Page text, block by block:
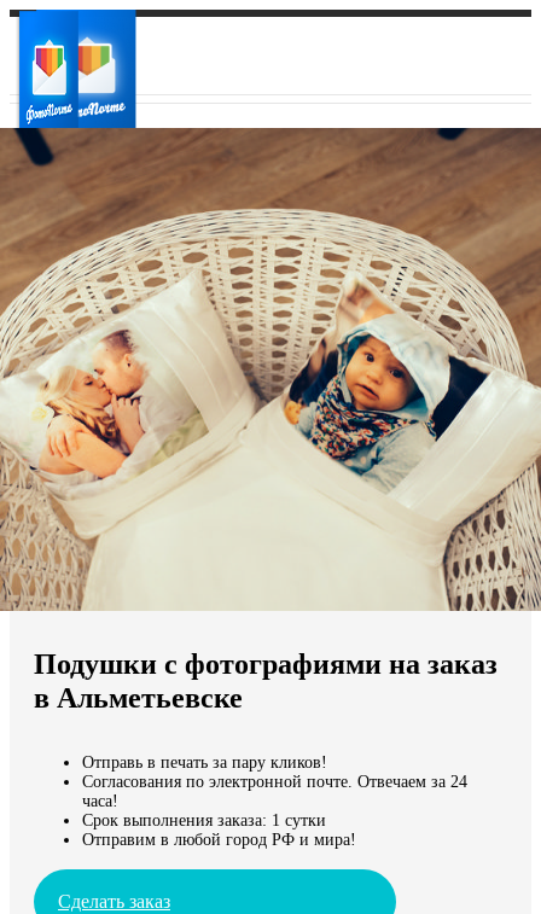
Ваш город:
Ваш регион доставки
Выберите из списка:
Мы доставляем по всему миру
Продолжить без города
Подушки с фотографиями на заказ
в Альметьевске
Отправь в печать за пару кликов!
Согласования по электронной почте. Отвечаем за 24
часа!
Срок выполнения заказа: 1 сутки
Отправим в любой город РФ и мира!
Сделать заказ